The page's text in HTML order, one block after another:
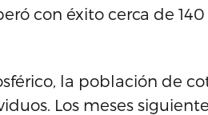
con éxito cerca de
la población de
Los meses